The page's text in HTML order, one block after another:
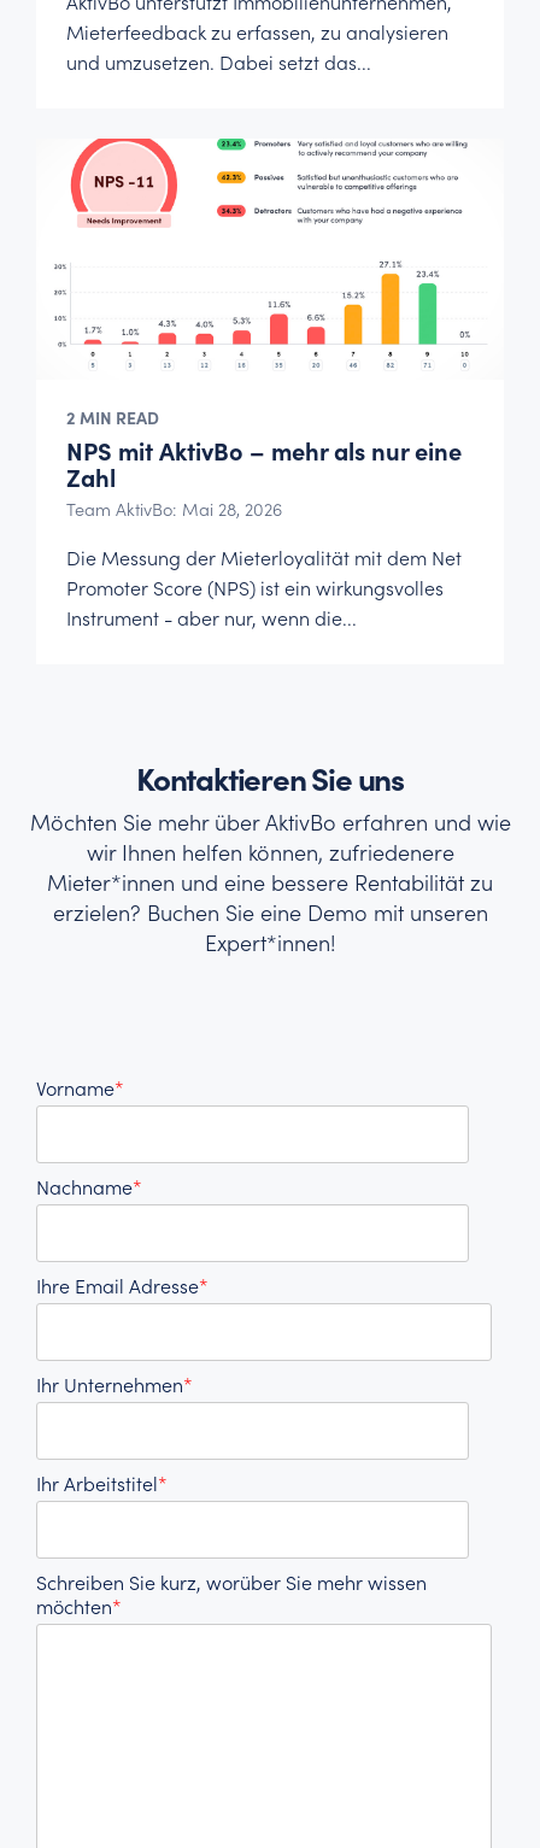
Mieterfeedback zu erfassen, zu analysieren
und umzusetzen. Dabei setzt das...
2 MIN READ
NPS mit AktivBo – mehr als nur eine
Zahl
Team AktivBo: Mai 28, 2026
Die Messung der Mieterloyalität mit dem Net
Promoter Score (NPS) ist ein wirkungsvolles
Instrument - aber nur, wenn die...
Kontaktieren Sie uns
Möchten Sie mehr über AktivBo erfahren und wie
wir Ihnen helfen können, zufriedenere
Mieter*innen und eine bessere Rentabilität zu
erzielen? Buchen Sie eine Demo mit unseren
Expert*innen!
Vorname*
Nachname*
Ihre Email Adresse*
Ihr Unternehmen*
Ihr Arbeitstitel*
Schreiben Sie kurz, worüber Sie mehr wissen
möchten*